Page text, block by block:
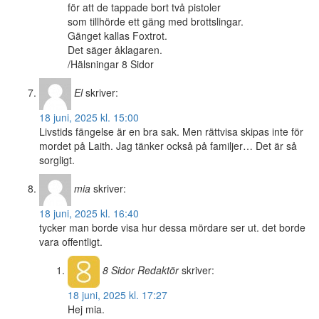
för att de tappade bort två pistoler
som tillhörde ett gäng med brottslingar.
Gänget kallas Foxtrot.
Det säger åklagaren.
/Hälsningar 8 Sidor
El skriver:
18 juni, 2025 kl. 15:00
Livstids fängelse är en bra sak. Men rättvisa skipas inte för
mordet på Laith. Jag tänker också på familjer… Det är så
sorgligt.
mia skriver:
18 juni, 2025 kl. 16:40
tycker man borde visa hur dessa mördare ser ut. det borde
vara offentligt.
8 SidorRedaktör skriver:
18 juni, 2025 kl. 17:27
Hej mia.